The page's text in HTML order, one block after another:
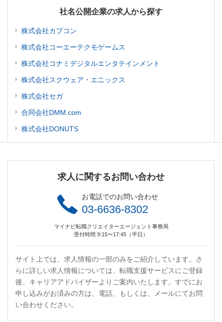
社名公開企業の求人から探す
株式会社カプコン
株式会社コーエーテクモゲームス
株式会社コナミデジタルエンタテインメント
株式会社スクウェア・エニックス
株式会社セガ
合同会社DMM.com
株式会社DONUTS
求人に関するお問い合わせ
お電話でのお問い合わせ
03-6636-8302
マイナビ転職クリエイターエージェント事務局
受付時間 9:15〜17:45（平日）
サイト上では、求人情報の一部のみをご紹介しています。さ
らに詳しい求人情報については、転職支援サービスにご登録
後、キャリアアドバイザーよりご案内いたします。すでにお
申し込みがお済みの方は、電話、もしくは、メールにてお問
い合わせください。